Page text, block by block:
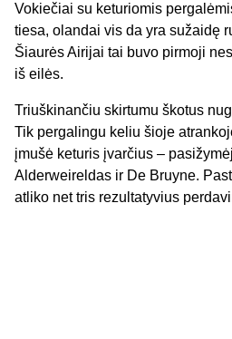
Vokiečiai su keturiomis
tiesa, olandai vis da yra sužaidę
Šiaurės Airijai tai buvo pirmoji
iš eilės.
Triuškinančiu skirtumu škotus
Tik pergalingu keliu šioje
įmušė keturis įvarčius –
Alderweireldas ir De Bruyne.
atliko net tris rezultatyvius